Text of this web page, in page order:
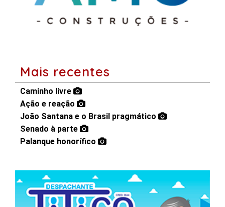
Mais recentes
Caminho livre
Ação e reação
João Santana e o Brasil pragmático
Senado à parte
Palanque honorífico